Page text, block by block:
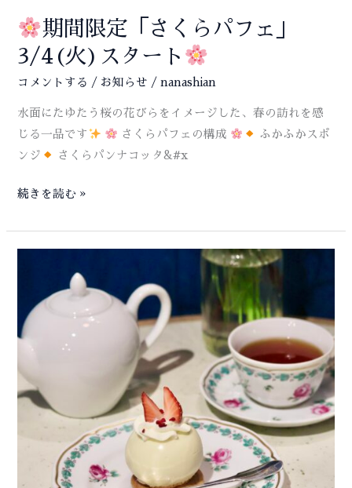
ブ
ラ
登
場
縮
業・
休
業
日
の
知
せ
期間限定「さくらパフェ」
3/4(火)スタート
コメントする / お知らせ /nanashian
水面にたゆたう桜の花びらをイメージした、春の訪れを感
じる一品です
さくらパフェの構成
ふかふかスポ
ンジ
さくらパンナコッタ&#x
「さ
く
ら
フ
ェ」
3/4(火)
続きを読む »